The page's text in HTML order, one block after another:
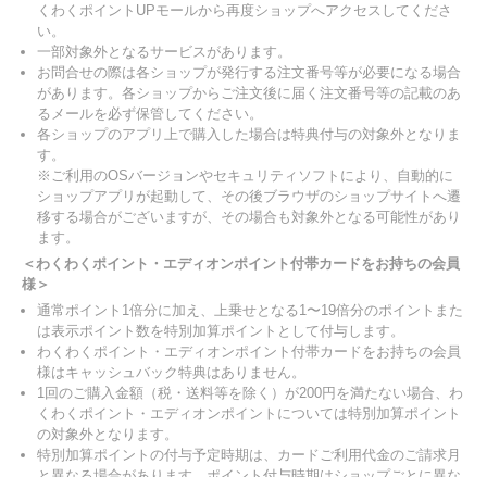
くわくポイントUPモールから再度ショップへアクセスしてくださ
い。
一部対象外となるサービスがあります。
お問合せの際は各ショップが発行する注文番号等が必要になる場合
があります。各ショップからご注文後に届く注文番号等の記載のあ
るメールを必ず保管してください。
各ショップのアプリ上で購入した場合は特典付与の対象外となりま
す。
※ご利用のOSバージョンやセキュリティソフトにより、自動的に
ショップアプリが起動して、その後ブラウザのショップサイトへ遷
移する場合がございますが、その場合も対象外となる可能性があり
ます。
＜わくわくポイント・エディオンポイント付帯カードをお持ちの会員
様＞
通常ポイント1倍分に加え、上乗せとなる1〜19倍分のポイントまた
は表示ポイント数を特別加算ポイントとして付与します。
わくわくポイント・エディオンポイント付帯カードをお持ちの会員
様はキャッシュバック特典はありません。
1回のご購入金額（税・送料等を除く）が200円を満たない場合、わ
くわくポイント・エディオンポイントについては特別加算ポイント
の対象外となります。
特別加算ポイントの付与予定時期は、カードご利用代金のご請求月